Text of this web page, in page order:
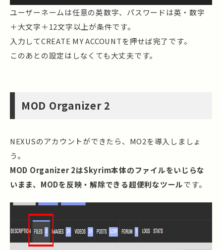
ユーザーネームは任意の英数字、パスワードは英・数字
＋大文字＋12文字以上が条件です。
入力してCREATE MY ACCOUNTを押せば完了です。
このあとの設定はしなくても大丈夫です。
MOD Organizer 2
NEXUSのアカウントができたら、MO2を導入しましょ
う。
MOD Organizer 2はSkyrim本体のファイルをいじらな
いまま、MODを反映・解除できる超便利なツールです。